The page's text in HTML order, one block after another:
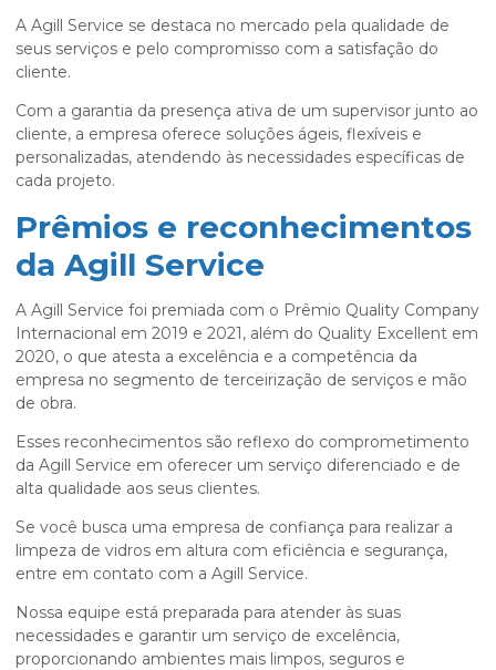
A Agill Service se destaca no mercado pela qualidade de
seus serviços e pelo compromisso com a satisfação do
cliente.
Com a garantia da presença ativa de um supervisor junto ao
cliente, a empresa oferece soluções ágeis, flexíveis e
personalizadas, atendendo às necessidades específicas de
cada projeto.
Prêmios e reconhecimentos
da Agill Service
A Agill Service foi premiada com o Prêmio Quality Company
Internacional em 2019 e 2021, além do Quality Excellent em
2020, o que atesta a excelência e a competência da
empresa no segmento de terceirização de serviços e mão
de obra.
Esses reconhecimentos são reflexo do comprometimento
da Agill Service em oferecer um serviço diferenciado e de
alta qualidade aos seus clientes.
Se você busca uma empresa de confiança para realizar a
limpeza de vidros em altura com eficiência e segurança,
entre em contato com a Agill Service.
Nossa equipe está preparada para atender às suas
necessidades e garantir um serviço de excelência,
proporcionando ambientes mais limpos, seguros e